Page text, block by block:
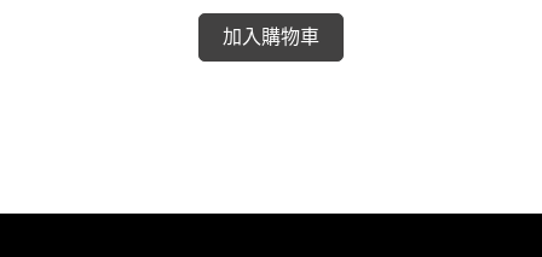
加入購物車